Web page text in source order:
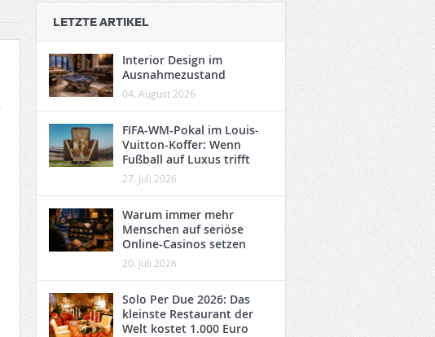
LETZTE ARTIKEL
Interior Design im
Ausnahmezustand
04. August 2026
FIFA-WM-Pokal im Louis-
Vuitton-Koffer: Wenn
Fußball auf Luxus trifft
27. Juli 2026
Warum immer mehr
Menschen auf seriöse
Online-Casinos setzen
20. Juli 2026
Solo Per Due 2026: Das
kleinste Restaurant der
Welt kostet 1.000 Euro